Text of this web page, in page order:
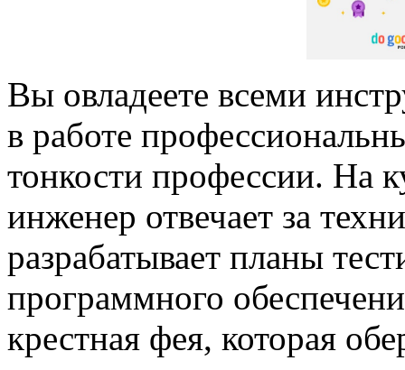
Вы овладеете всеми
в работе
тонкости профессии. На
инженер отвечает за
разрабатывает планы
программного
крестная фея, которая